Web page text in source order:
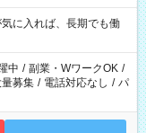
※法令に基づき、週20時
ります ※労働者派遣法
間・短期間の就業はご
に入れば、長期でも働
中 / 副業・WワークOK /
募集 / 電話対応なし / パ